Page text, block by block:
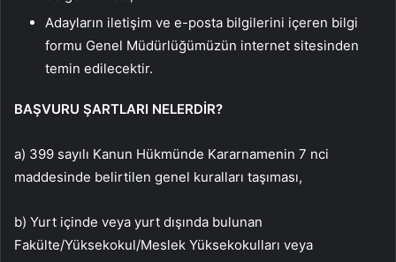
Adayların iletişim ve e-posta bilgilerini içeren bilgi
formu Genel Müdürlüğümüzün internet sitesinden
temin edilecektir.
BAŞVURU ŞARTLARI NELERDİR?
a) 399 sayılı Kanun Hükmünde Kararnamenin 7 nci
maddesinde belirtilen genel kuralları taşıması,
b) Yurt içinde veya yurt dışında bulunan
Fakülte/Yüksekokul/Meslek Yüksekokulları veya